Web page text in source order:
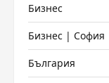
Бизнес
Бизнес | София
България